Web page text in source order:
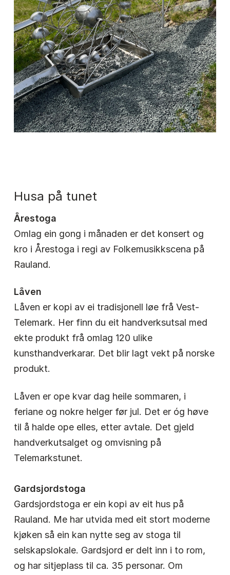
Husa på tunet
Årestoga
Omlag ein gong i månaden er det konsert og
kro i Årestoga i regi av Folkemusikkscena på
Rauland.
Låven
Låven er kopi av ei tradisjonell løe frå Vest-
Telemark. Her finn du eit handverksutsal med
ekte produkt frå omlag 120 ulike
kunsthandverkarar. Det blir lagt vekt på norske
produkt.
Låven er ope kvar dag heile sommaren, i
feriane og nokre helger før jul. Det er óg høve
til å halde ope elles, etter avtale. Det gjeld
handverkutsalget og omvisning på
Telemarkstunet.
Gardsjordstoga
Gardsjordstoga er ein kopi av eit hus på
Rauland. Me har utvida med eit stort moderne
kjøken så ein kan nytte seg av stoga til
selskapslokale. Gardsjord er delt inn i to rom,
og har sitjeplass til ca. 35 personar. Om